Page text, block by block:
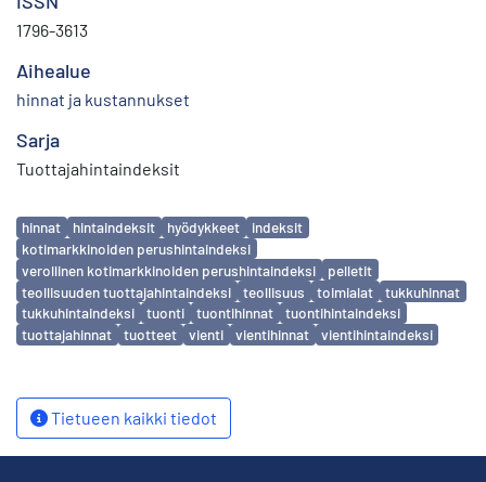
1796-3613
Aihealue
hinnat ja kustannukset
Sarja
Tuottajahintaindeksit
Avainsanat
hinnat hintaindeksit hyödykkeet
indeksit
kotimarkkinoiden perushintaindeksi
verollinen kotimarkkinoiden perushintaindeksi
pelletit
teollisuuden tuottajahintaindeksi
teollisuus toimialat
tukkuhinnat
tukkuhintaindeksi
tuonti tuontihinnat
tuontihintaindeksi
tuottajahinnat
tuotteet vienti vientihinnat vientihintaindeksi
Tietueen kaikki tiedot